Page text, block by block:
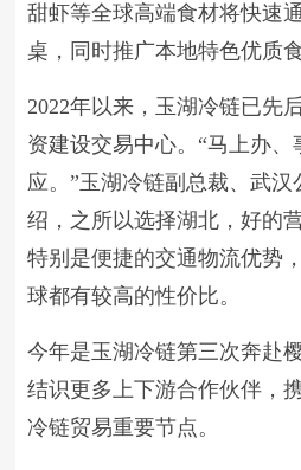
甜虾等全球高端食材将快速
桌，同时推广本地特色优质
2022年以来，玉湖冷链已先
资建设交易中心。“马上办
应。”玉湖冷链副总裁、武
绍，之所以选择湖北，好的
特别是便捷的交通物流优势
球都有较高的性价比。
今年是玉湖冷链第三次奔赴
结识更多上下游合作伙伴，
冷链贸易重要节点。